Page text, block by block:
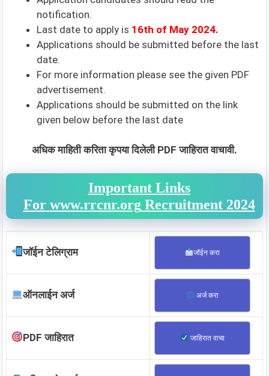
notification.
Last date to apply is 16th of May 2024.
Applications should be submitted before the last
date.
For more information please see the given PDF
advertisement.
Applications should be submitted on the link
given below before the last date
अधिक माहिती करिता कृपया दिलेली PDF जाहिरात वाचावी.
Important Links
For www.rrcnr.orgRecruitment 2024
जॉईन टेलिग्राम जॉईन करा
ऑनलाईन अर्ज अर्ज करा
PDF जाहिरात जाहिरात वाचा